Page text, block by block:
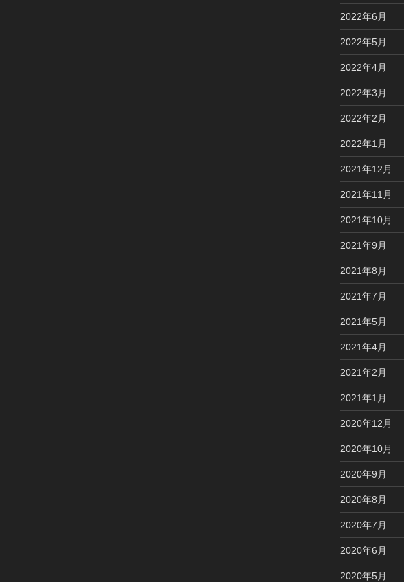
2022年6月
2022年5月
2022年4月
2022年3月
2022年2月
2022年1月
2021年12月
2021年11月
2021年10月
2021年9月
2021年8月
2021年7月
2021年5月
2021年4月
2021年2月
2021年1月
2020年12月
2020年10月
2020年9月
2020年8月
2020年7月
2020年6月
2020年5月